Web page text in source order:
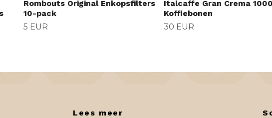
Rombouts Original Enkopsfilters
10-pack
5 EUR
Italcaffe Gran Crema
Koffiebonen
30 EUR
Lees meer